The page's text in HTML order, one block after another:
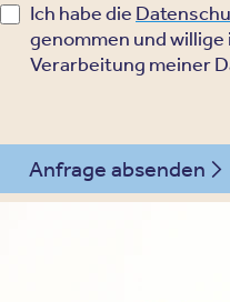
Ich habe die
genommen und
Verarbeitung meiner
Anfrage absenden